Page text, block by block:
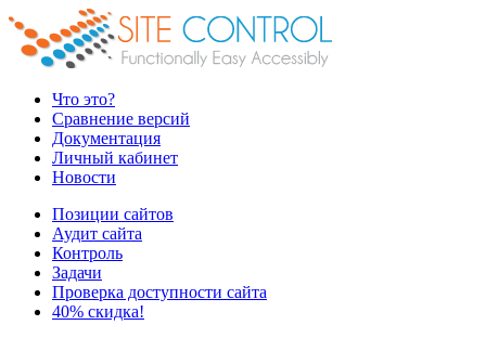
Что это?
Сравнение версий
Документация
Личный кабинет
Новости
Позиции сайтов
Аудит сайта
Контроль
Задачи
Проверка доступности сайта
40% скидка!